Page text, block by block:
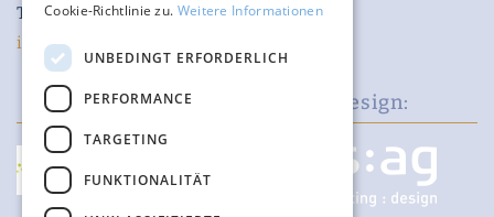
Telefon +49 174 648 29 28
info@waldorado.eu
Shopentwicklung: Design:
Cookie-Richtlinie zu. Weitere Informationen
UNBEDINGT ERFORDERLICH
PERFORMANCE
TARGETING
FUNKTIONALITÄT